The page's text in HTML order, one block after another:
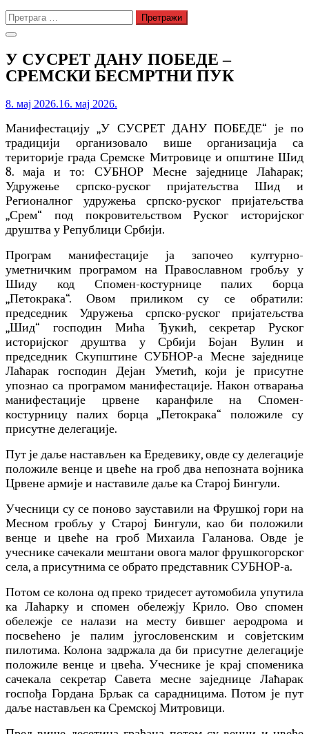
Претрага
за:
У СУСРЕТ ДАНУ ПОБЕДЕ –
СРЕМСКИ БЕСМРТНИ ПУК
8. мај 2026.16. мај 2026.
Манифестацију „У СУСРЕТ ДАНУ ПОБЕДЕ“ је по
традицији организовало више организација са
територије града Сремске Митровице и општине Шид
8. маја и то: СУБНОР Месне заједнице Лаћарак;
Удружење српско-руског пријатељства Шид и
Регионалног удружења српско-руског пријатељства
„Срем“ под покровитељством Руског историјског
друштва у Републици Србији.
Програм манифестације ја започео културно-
уметничким програмом на Православном гробљу у
Шиду код Спомен-костурнице палих борца
„Петокрака“. Овом приликом су се обратили:
председник Удружења српско-руског пријатељства
„Шид“ господин Мића Ђукић, секретар Руског
историјског друштва у СрбијиБојан Вулин и
председник Скупштине СУБНОР-а Месне заједнице
Лаћарак господин Дејан Уметић, који је присутне
упознао са програмом манифестације. Након отварања
манифестације црвене каранфиле на Спомен-
костурницу палих борца „Петокрака“ положиле су
присутне делегације.
Пут је даље настављен ка Ередевику, овде су делегације
положиле венце и цвеће на гроб два непозната војника
Црвене армије и наставиле даље ка Старој Бингули.
Учесници су се поново зауставили на Фрушкој гори на
Месном гробљу у Старој Бингули, као би положили
венце и цвеће на гроб Михаила Галанова. Овде је
учеснике сачекали мештани овога малог фрушкогорског
села, а присутнима се обрато представник СУБНОР-а.
Потом се колона од преко тридесет аутомобила упутила
ка Лаћарку и спомен обележју Крило. Ово спомен
обележје се налази на месту бившег аеродрома и
посвећено је палим југословенским и совјетским
пилотима. Колона задржала да би присутне делегације
положиле венце и цвећа. Учеснике је крај споменика
сачекала секретар Савета месне заједнице Лаћарак
госпођа Гордана Брљак са сарадницима. Потом је пут
даље настављен ка Сремској Митровици.